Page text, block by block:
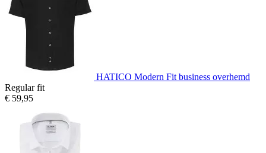
HATICO Modern Fit business overhemd
Regular fit
€ 59,95